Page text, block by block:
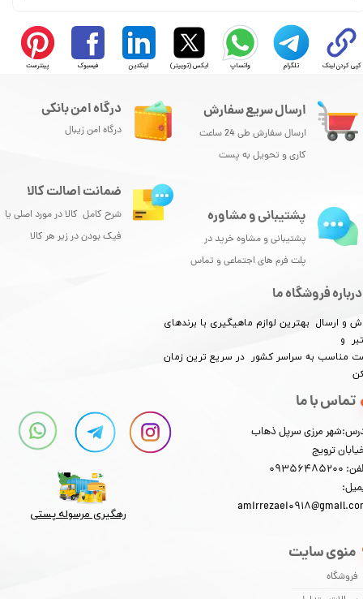
★ ★★★ ★
★★★
کپی کردن لینک تلگرام واتساپ ایکس (توییتر) لینکدین فیسبوک پینترست
ارسال سریع سفارش
ارسال سفارش طی 24 ساعت
کاری و تحویل به پست
درباره فروشگاه ما
و ارسال بهترین لوازم ماهیگیری با برندهای
و
مناسب به سراسر کشور در سریع ترین زمان
منوی سایت
فروشگاه
تماس با ما
مرزی سرپل ذهاب
ترویج
درگاه امن بانکی
درگاه امن زیبال
پشتیبانی و مشاوره
پشتیبانی و مشاوه خرید در
پلت فرم های اجتماعی و تماس
ضمانت اصالت کالا
شرح کامل کالا در مورد اصلی یا
فیک بودن در زیر هر کالا
رهگیری مرسوله پستی​​​​​​​